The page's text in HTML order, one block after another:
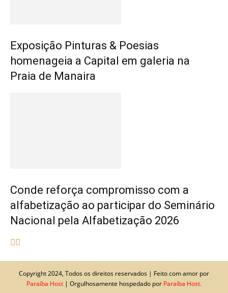
Exposição Pinturas & Poesias
homenageia a Capital em galeria na
Praia de Manaira
Conde reforça compromisso com a
alfabetização ao participar do Seminário
Nacional pela Alfabetização 2026
Copyright 2024, Todos os direitos reservados | Feito com amor por
Paraíba Host | Orgulhosamente hospedado por Paraíba Host.